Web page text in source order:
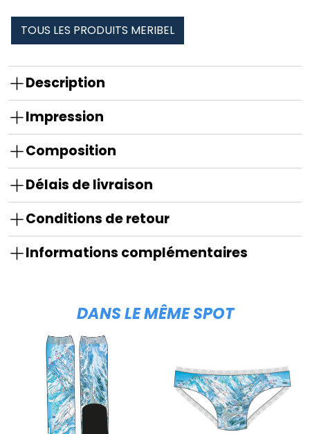
TOUS LES PRODUITS MERIBEL
Description
Impression
Composition
Délais de livraison
Conditions de retour
Informations complémentaires
DANS LE MÊME SPOT